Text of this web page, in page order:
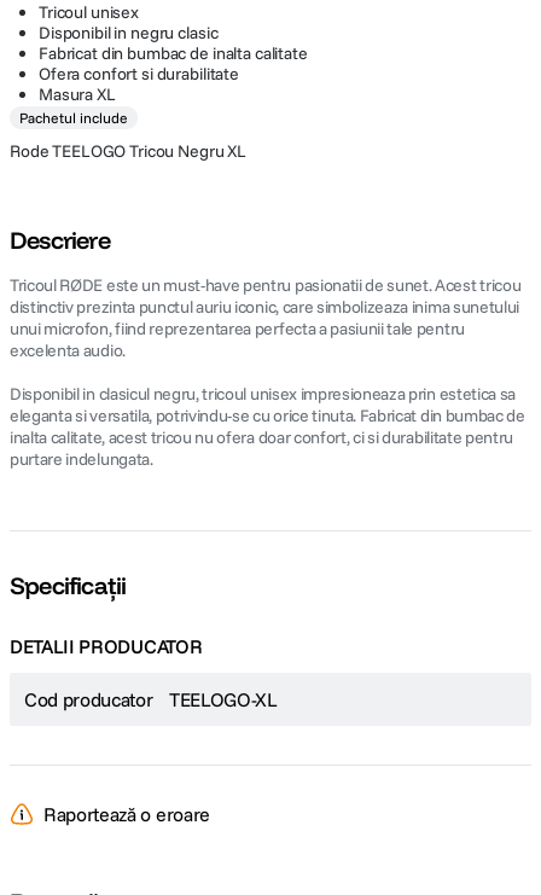
Tricoul unisex
Disponibil in negru clasic
Fabricat din bumbac de inalta calitate
Ofera confort si durabilitate
Masura XL
Pachetul include
Rode TEELOGO Tricou Negru XL
Descriere
Tricoul RØDE este un must-have pentru pasionatii de sunet. Acest tricou
distinctiv prezinta punctul auriu iconic, care simbolizeaza inima sunetului
unui microfon, fiind reprezentarea perfecta a pasiunii tale pentru
excelenta audio.
Disponibil in clasicul negru, tricoul unisex impresioneaza prin estetica sa
eleganta si versatila, potrivindu-se cu orice tinuta. Fabricat din bumbac de
inalta calitate, acest tricou nu ofera doar confort, ci si durabilitate pentru
purtare indelungata.
Specificații
DETALII PRODUCATOR
Cod producator TEELOGO-XL
Raportează o eroare